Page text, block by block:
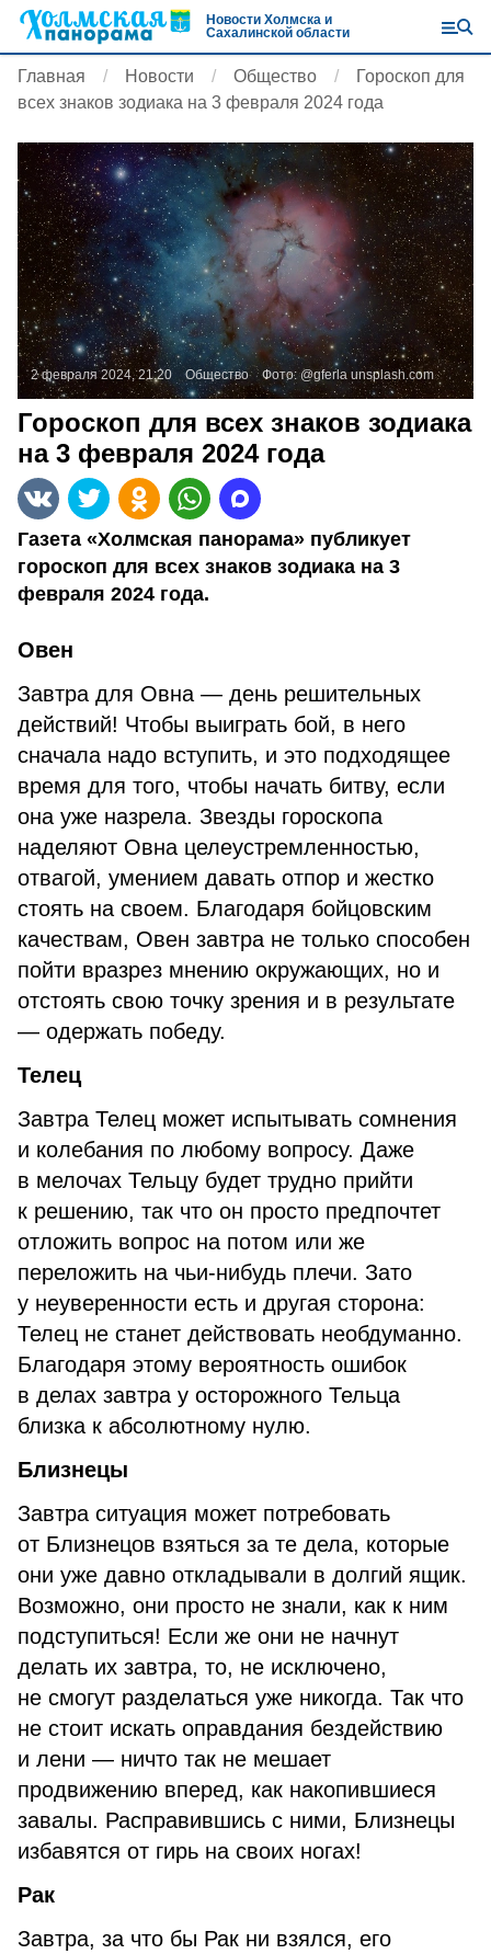
Новости Холмска и
Сахалинской области
Главная Новости Общество
Гороскоп для
всех знаков зодиака на 3 февраля 2024 года
2 февраля 2024, 21:20 Общество Фото:@gferla unsplash.com
Гороскоп для всех знаков зодиака
на 3 февраля 2024 года
Газета «Холмская панорама» публикует
гороскоп для всех знаков зодиака на 3
февраля 2024 года.
Овен
Завтра для Овна — день решительных
действий! Чтобы выиграть бой, в него
сначала надо вступить, и это подходящее
время для того, чтобы начать битву, если
она уже назрела. Звезды гороскопа
наделяют Овна целеустремленностью,
отвагой, умением давать отпор и жестко
стоять на своем. Благодаря бойцовским
качествам, Овен завтра не только способен
пойти вразрез мнению окружающих, но и
отстоять свою точку зрения и в результате
— одержать победу.
Телец
Завтра Телец может испытывать сомнения
и колебания по любому вопросу. Даже
в мелочах Тельцу будет трудно прийти
к решению, так что он просто предпочтет
отложить вопрос на потом или же
переложить на чьи-нибудь плечи. Зато
у неуверенности есть и другая сторона:
Телец не станет действовать необдуманно.
Благодаря этому вероятность ошибок
в делах завтра у осторожного Тельца
близка к абсолютному нулю.
Близнецы
Завтра ситуация может потребовать
от Близнецов взяться за те дела, которые
они уже давно откладывали в долгий ящик.
Возможно, они просто не знали, как к ним
подступиться! Если же они не начнут
делать их завтра, то, не исключено,
не смогут разделаться уже никогда. Так что
не стоит искать оправдания бездействию
и лени — ничто так не мешает
продвижению вперед, как накопившиеся
завалы. Расправившись с ними, Близнецы
избавятся от гирь на своих ногах!
Рак
Завтра, за что бы Рак ни взялся, его